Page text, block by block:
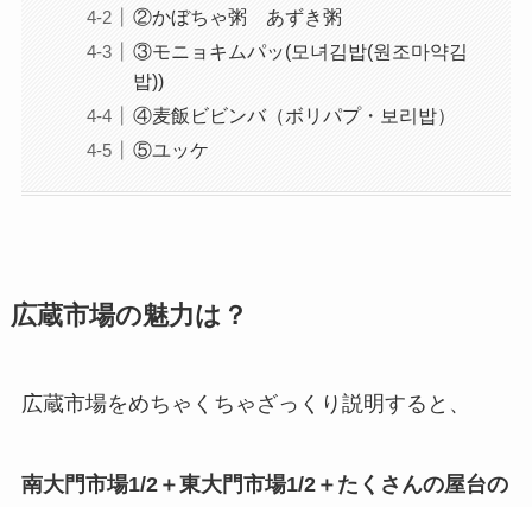
②かぼちゃ粥 あずき粥
③モニョキムパッ(모녀김밥(원조마약김
밥))
④麦飯ビビンバ（ボリパプ・보리밥）
⑤ユッケ
広蔵市場の魅力は？
広蔵市場をめちゃくちゃざっくり説明すると、
南大門市場1/2＋東大門市場1/2＋たくさんの屋台の